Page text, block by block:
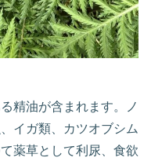
精油が含まれます。ノ
イガ類、カツオブシム
薬草として利尿、食欲